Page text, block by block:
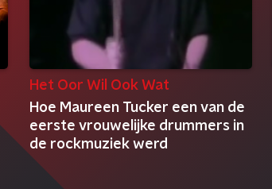
Het Oor Wil Ook Wat
Hoe Maureen Tucker een van de
eerste vrouwelijke drummers in
de rockmuziek werd